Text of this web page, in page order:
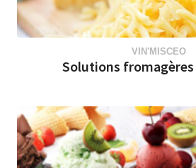
VIN'MISCEO
Solutions